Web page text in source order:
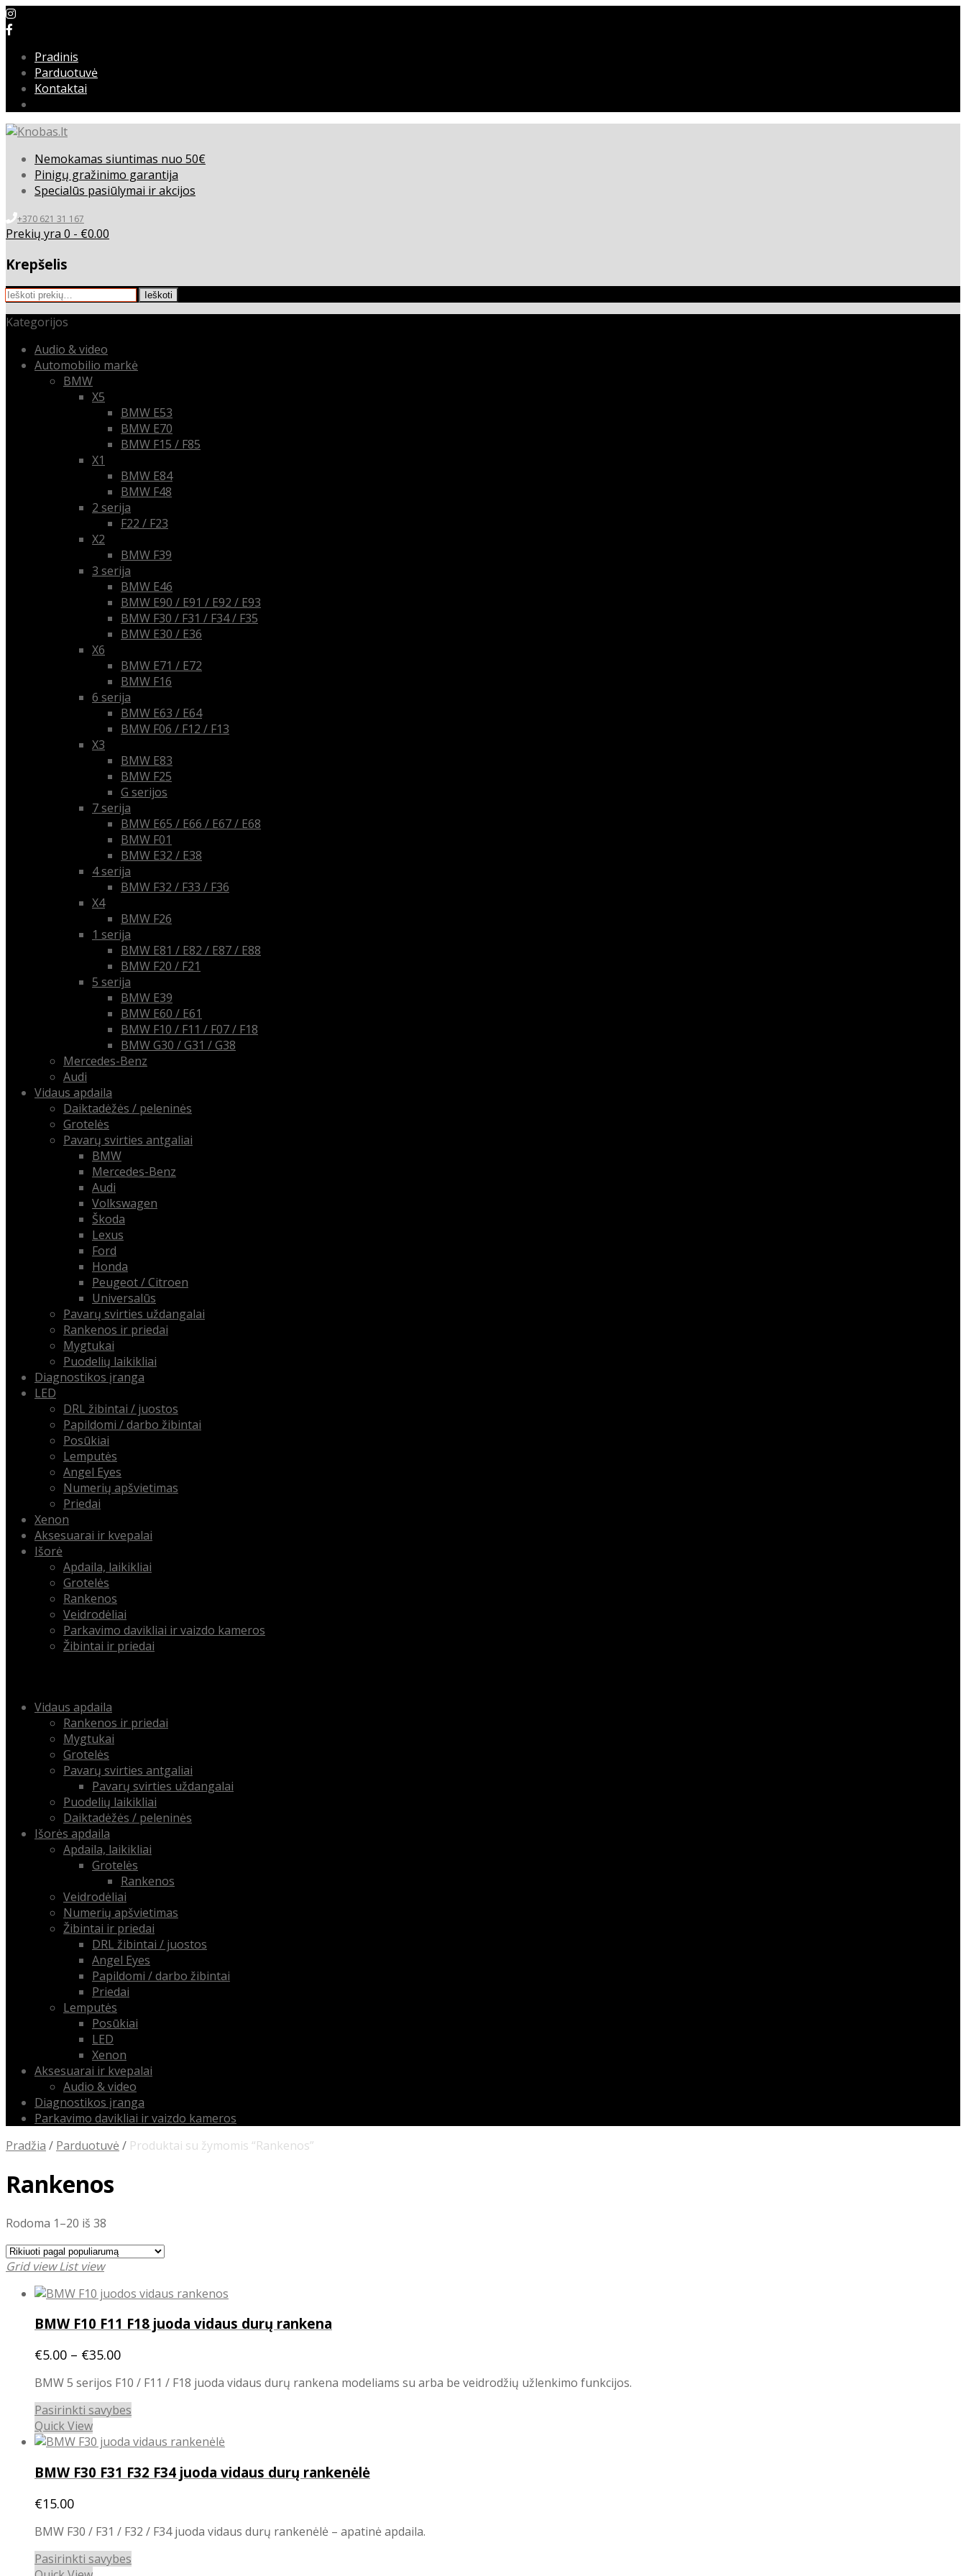
Pradinis
Parduotuvė
Kontaktai
Nemokamas siuntimas nuo 50€
Pinigų gražinimo garantija
Specialūs pasiūlymai ir akcijos
+370 621 31 167
Prekių yra 0 - €0.00
Krepšelis
Ieškoti: Ieškoti
Kategorijos
Audio & video
Automobilio markė
BMW
X5
BMW E53
BMW E70
BMW F15 / F85
X1
BMW E84
BMW F48
2 serija
F22 / F23
X2
BMW F39
3 serija
BMW E46
BMW E90 / E91 / E92 / E93
BMW F30 / F31 / F34 / F35
BMW E30 / E36
X6
BMW E71 / E72
BMW F16
6 serija
BMW E63 / E64
BMW F06 / F12 / F13
X3
BMW E83
BMW F25
G serijos
7 serija
BMW E65 / E66 / E67 / E68
BMW F01
BMW E32 / E38
4 serija
BMW F32 / F33 / F36
X4
BMW F26
1 serija
BMW E81 / E82 / E87 / E88
BMW F20 / F21
5 serija
BMW E39
BMW E60 / E61
BMW F10 / F11 / F07 / F18
BMW G30 / G31 / G38
Mercedes-Benz
Audi
Vidaus apdaila
Daiktadėžės / peleninės
Grotelės
Pavarų svirties antgaliai
BMW
Mercedes-Benz
Audi
Volkswagen
Škoda
Lexus
Ford
Honda
Peugeot / Citroen
Universalūs
Pavarų svirties uždangalai
Rankenos ir priedai
Mygtukai
Puodelių laikikliai
Diagnostikos įranga
LED
DRL žibintai / juostos
Papildomi / darbo žibintai
Posūkiai
Lemputės
Angel Eyes
Numerių apšvietimas
Priedai
Xenon
Aksesuarai ir kvepalai
Išorė
Apdaila, laikikliai
Grotelės
Rankenos
Veidrodėliai
Parkavimo davikliai ir vaizdo kameros
Žibintai ir priedai
Skip Vidaus apdaila
Rankenos ir priedai
Mygtukai
Grotelės
Pavarų svirties antgaliai
Pavarų svirties uždangalai
Puodelių laikikliai
Daiktadėžės / peleninės
Išorės apdaila
Apdaila, laikikliai
Grotelės
Rankenos
Veidrodėliai
Numerių apšvietimas
Žibintai ir priedai
DRL žibintai / juostos
Angel Eyes
Papildomi / darbo žibintai
Priedai
Lemputės
Posūkiai
LED
Xenon
Aksesuarai ir kvepalai
Audio & video
Diagnostikos įranga
Parkavimo davikliai ir vaizdo kameros
Pradžia / Parduotuvė / Produktai su žymomis “Rankenos”
Rankenos
Rodoma 1–20 iš 38
populiarumą
Grid view List view
BMW F10 F11 F18 juoda vidaus durų rankena
€5.00 – €35.00Price
€5.00
through
€35.00
BMW 5 serijos F10 / F11 / F18 juoda vidaus durų rankena modeliams su arba be veidrodžių užlenkimo funkcijos.
Pasirinkti savybes
has
variants.
be
chosen
on
Quick View
BMW F30 F31 F32 F34 juoda vidaus durų rankenėlė
€15.00
BMW F30 / F31 / F32 / F34 juoda vidaus durų rankenėlė – apatinė apdaila.
Pasirinkti savybes